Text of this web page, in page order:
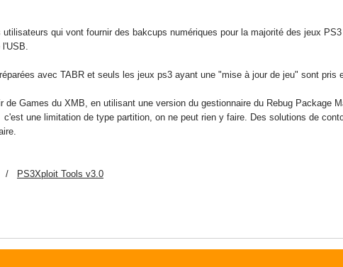
utilisateurs qui vont fournir des bakcups numériques pour la majorité des jeux
l'USB.
avec TABR et seuls les jeux ps3 ayant une "mise à jour de jeu" sont pris
de Games du XMB, en utilisant une version du gestionnaire du Rebug Package
une limitation de type partition, on ne peut rien y faire. Des solutions de
/ PS3Xploit Tools v3.0